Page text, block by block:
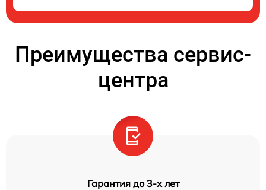
Преимущества сервис-
центра
Гарантия до 3-х лет